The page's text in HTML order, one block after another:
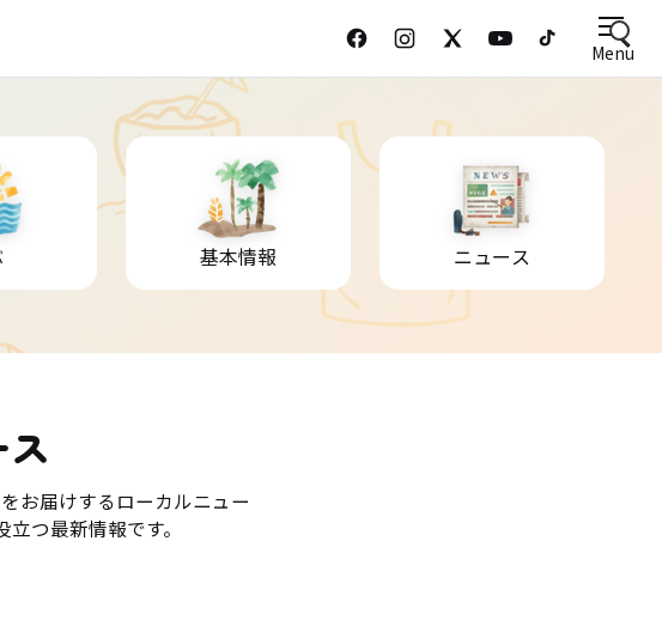
Menu
基本情報 ニュース
お届けするローカルニュー
つ最新情報です。